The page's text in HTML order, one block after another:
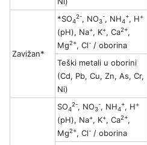
Zavižan*
*SO4
2-, NO3
-, NH4
+, H+
(pH), Na+, K+, Ca2+,
Mg2+, Cl- / oborina
Teški metali u oborini
(Cd, Pb, Cu, Zn, As, Cr,
Ni)
SO4
2-, NO3
-, NH4
+, H+
(pH), Na+, K+, Ca2+,
Mg2+, Cl- / oborina